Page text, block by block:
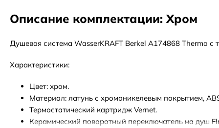
Описание комплектации: Хром
Душевая система WasserKRAFT Berkel A174868 Thermo с
Характеристики:
Цвет: хром.
Материал: латунь с хромоникелевым покрытием,
Термостатический картридж Vernet.
Керамический поворотный переключатель на душ